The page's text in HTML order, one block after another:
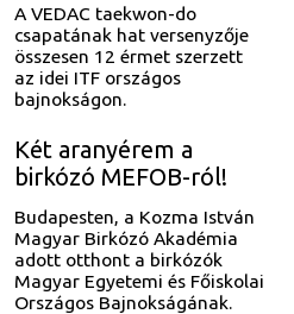
A VEDAC taekwon-do
csapatának hat versenyzője
összesen 12 érmet szerzett
az idei ITF országos
bajnokságon.
Két aranyérem a
birkózó MEFOB-ról!
Budapesten, a Kozma István
Magyar Birkózó Akadémia
adott otthont a birkózók
Magyar Egyetemi és Főiskolai
Országos Bajnokságának.